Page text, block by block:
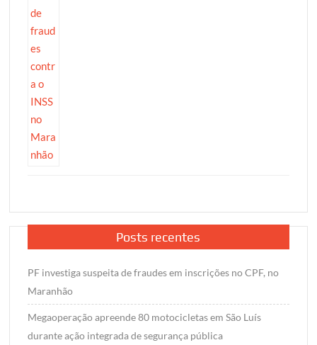
Posts recentes
PF investiga suspeita de fraudes em inscrições no CPF, no
Maranhão
Megaoperação apreende 80 motocicletas em São Luís
durante ação integrada de segurança pública